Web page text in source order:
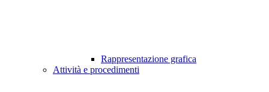
Rappresentazione grafica
Attività e procedimenti